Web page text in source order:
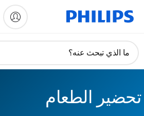
دعم
ما الذي تبحث عنه؟
تحضير الطعام